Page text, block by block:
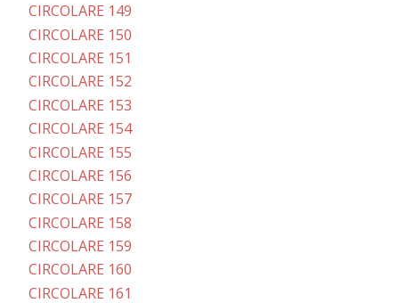
CIRCOLARE 149
CIRCOLARE 150
CIRCOLARE 151
CIRCOLARE 152
CIRCOLARE 153
CIRCOLARE 154
CIRCOLARE 155
CIRCOLARE 156
CIRCOLARE 157
CIRCOLARE 158
CIRCOLARE 159
CIRCOLARE 160
CIRCOLARE 161